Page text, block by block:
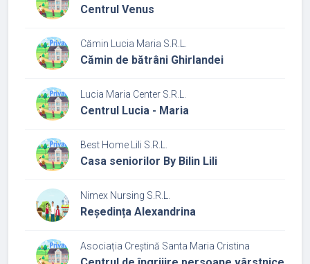
Centrul Venus
Cămin Lucia Maria S.R.L.
Cămin de bătrâni Ghirlandei
Lucia Maria Center S.R.L.
Centrul Lucia - Maria
Best Home Lili S.R.L.
Casa seniorilor By Bilin Lili
Nimex Nursing S.R.L.
Reședința Alexandrina
Asociația Creștină Santa Maria Cristina